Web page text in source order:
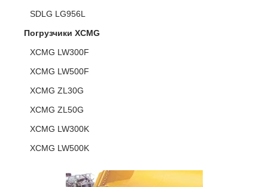
SDLG LG956L
Погрузчики XCMG
XCMG LW300F
XCMG LW500F
XCMG ZL30G
XCMG ZL50G
XCMG LW300K
XCMG LW500K